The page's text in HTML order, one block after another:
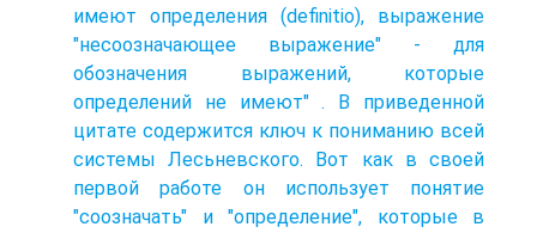
имеют определения (definitio), выражение
"несоозначающее выражение" - для
обозначения выражений, которые
определений не имеют" . В приведенной
цитате содержится ключ к пониманию всей
системы Лесьневского. Вот как в своей
первой работе он использует понятие
"соозначать" и "определение", которые в